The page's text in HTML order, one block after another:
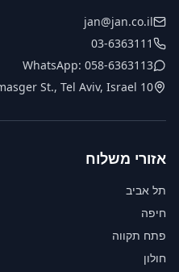
jan@jan.co.il
03-6363111
WhatsApp: 058-6363113
10 Hamasger St., Tel Aviv, Israel
אזורי משלוח
תל אביב
חיפה
פתח תקווה
חולון